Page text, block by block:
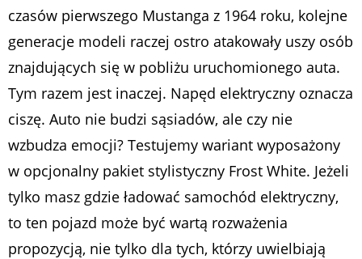
czasów pierwszego Mustanga z 1964 roku, kolejne
generacje modeli raczej ostro atakowały uszy osób
znajdujących się w pobliżu uruchomionego auta.
Tym razem jest inaczej. Napęd elektryczny oznacza
ciszę. Auto nie budzi sąsiadów, ale czy nie
wzbudza emocji? Testujemy wariant wyposażony
w opcjonalny pakiet stylistyczny Frost White. Jeżeli
tylko masz gdzie ładować samochód elektryczny,
to ten pojazd może być wartą rozważenia
propozycją, nie tylko dla tych, którzy uwielbiają